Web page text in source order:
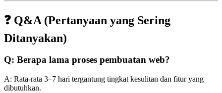
❓ Q&A (Pertanyaan yang Sering
Ditanyakan)
Q: Berapa lama proses pembuatan web?
A: Rata-rata 3–7 hari tergantung tingkat kesulitan dan fitur yang
dibutuhkan.